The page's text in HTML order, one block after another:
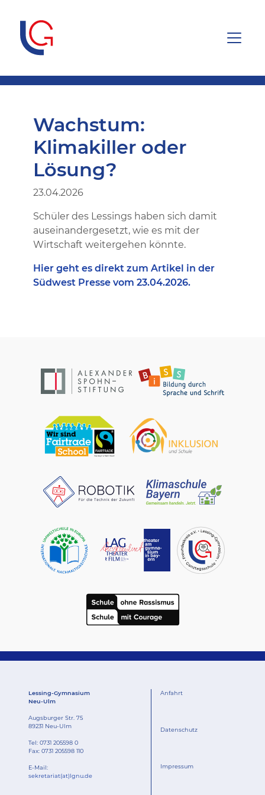
Wachstum:
Klimakiller oder
Lösung?
23.04.2026
Schüler des Lessings haben sich damit
auseinandergesetzt, wie es mit der
Wirtschaft weitergehen könnte.
Hier geht es direkt zum Artikel in der
Südwest Presse vom 23.04.2026.
Lessing-Gymnasium
Neu-Ulm
Augsburger Str. 75
89231 Neu-Ulm
Tel: 0731 205598 0
Fax: 0731 205598 110
E-Mail:
sekretariat(at)lgnu.de
Anfahrt
Datenschutz
Impressum